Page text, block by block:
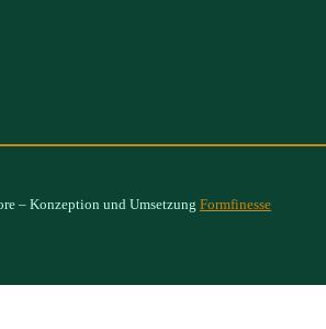
– Konzeption und Umsetzung Formfinesse